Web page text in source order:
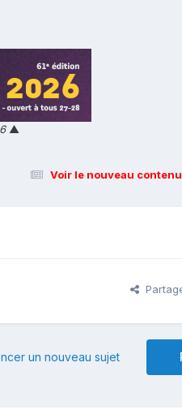
▲
Voir le nouveau
un nouveau sujet